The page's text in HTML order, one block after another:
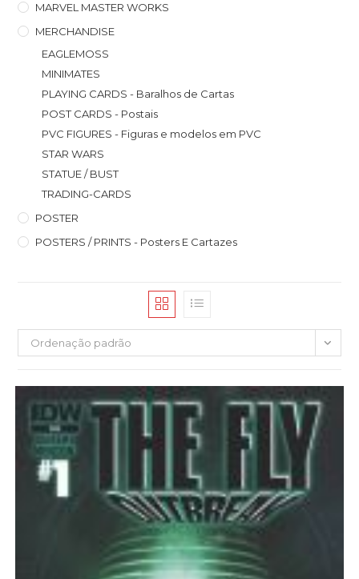
MARVEL MASTER WORKS
MERCHANDISE
EAGLEMOSS
MINIMATES
PLAYING CARDS - Baralhos de Cartas
POST CARDS - Postais
PVC FIGURES - Figuras e modelos em PVC
STAR WARS
STATUE / BUST
TRADING-CARDS
POSTER
POSTERS / PRINTS - Posters E Cartazes
Ordenação padrão